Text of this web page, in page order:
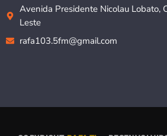
Avenida Presidente Nicolau Lobato,
Leste
rafa103.5fm@gmail.com